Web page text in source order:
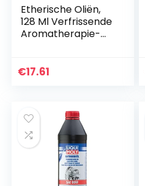
Etherische Oliën,
128 Ml Verfrissende
Aromatherapie-
Etherische Olie
€17.61